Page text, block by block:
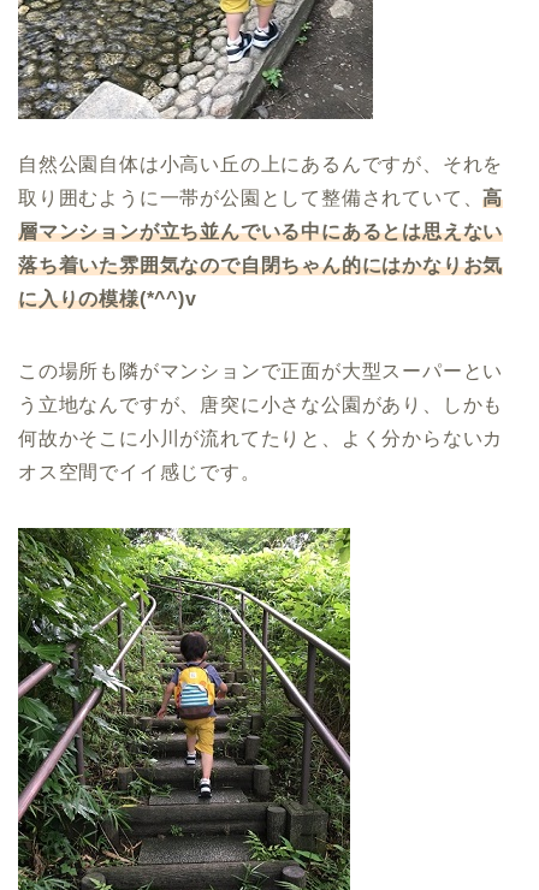
自然公園自体は小高い丘の上にあるんですが、それを
取り囲むように一帯が公園として整備されていて、高
層マンションが立ち並んでいる中にあるとは思えない
落ち着いた雰囲気なので自閉ちゃん的にはかなりお気
に入りの模様(*^^)v
この場所も隣がマンションで正面が大型スーパーとい
う立地なんですが、唐突に小さな公園があり、しかも
何故かそこに小川が流れてたりと、よく分からないカ
オス空間でイイ感じです。